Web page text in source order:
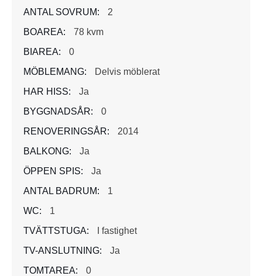
ANTAL SOVRUM:
2
BOAREA:
78 kvm
BIAREA:
0
MÖBLEMANG:
Delvis möblerat
HAR HISS:
Ja
BYGGNADSÅR:
0
RENOVERINGSÅR:
2014
BALKONG:
Ja
ÖPPEN SPIS:
Ja
ANTAL BADRUM:
1
WC:
1
TVÄTTSTUGA:
I fastighet
TV-ANSLUTNING:
Ja
TOMTAREA:
0